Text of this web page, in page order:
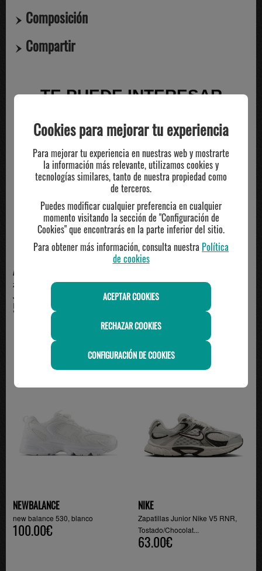
Composición
Compartir
TE PUEDE INTERESAR
ADIDAS
zapatilla adidas junior SPIRITAIN
J, blanco
59.95€
Zapatillas Infantiles Adidas
Spiritain J Negro ...
NEWBALANCE
new balance 530, blanco
100.00€
NIKE
Zapatillas Junior Nike V5 RNR,
Tostado/Chocolat...
63.00€
Cookies para mejorar tu experiencia
Para mejorar tu experiencia en nuestras web y mostrarte
la información más relevante, utilizamos cookies y
tecnologías similares, tanto de nuestra propiedad como
de terceros.
Puedes modificar cualquier preferencia en cualquier
momento visitando la sección de "Configuración de
Cookies" que encontrarás en la parte inferior del sitio.
Para obtener más información, consulta nuestra Política
de cookies
ACEPTAR COOKIES
RECHAZAR COOKIES
CONFIGURACIÓN DE COOKIES